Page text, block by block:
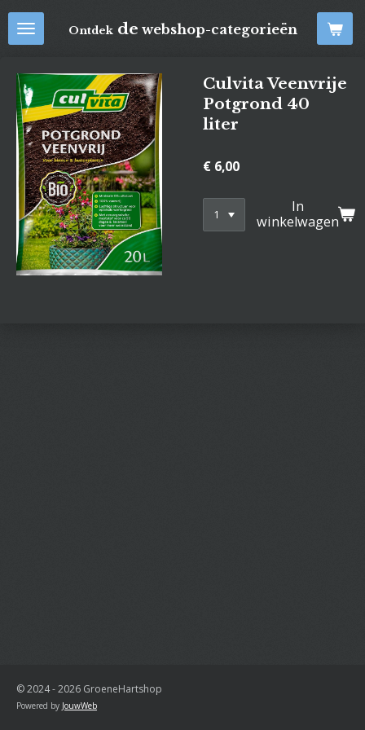
Ga
direct
hoofdinhoud
Ontdekde webshop-categorieën
Culvita Veenvrije
Potgrond 40
liter
€ 6,00
In
winkelwagen
© 2024 - 2026 GroeneHartshop
Powered by JouwWeb